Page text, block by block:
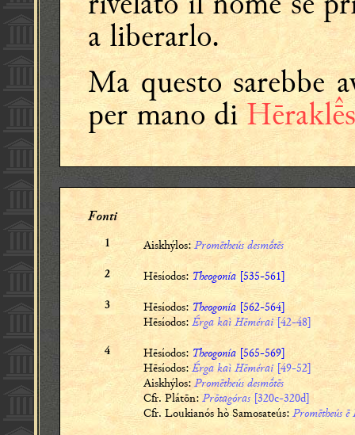
a liberarlo.
Ma questo sarebbe
per mano diHērakls
Fonti
1 Aiskhýlos:Promētheús desmṓtēs
2 Hēsíodos: Theogonía [535-561]
3 Hēsíodos:Theogonía [562-564]
Hēsíodos: Érga kaì Hēmérai[42-48]
4 Hēsíodos: Theogonía [565-569]
Hēsíodos: Érga kaì Hēmérai[49-52]
Aiskhýlos: Promētheús desmṓtēs
Cfr. Plátōn: Prōtagóras [320c-320d]
Cfr. Loukianós hò Samosateús: Promētheús ē